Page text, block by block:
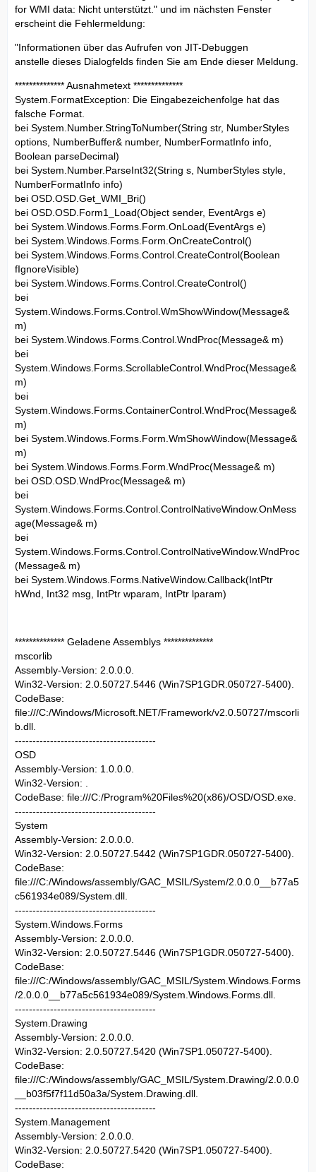
for WMI data: Nicht unterstützt." und im nächsten Fenster
erscheint die Fehlermeldung:
"Informationen über das Aufrufen von JIT-Debuggen
anstelle dieses Dialogfelds finden Sie am Ende dieser Meldung.
************** Ausnahmetext **************
System.FormatException: Die Eingabezeichenfolge hat das
falsche Format.
bei System.Number.StringToNumber(String str, NumberStyles
options, NumberBuffer& number, NumberFormatInfo info,
Boolean parseDecimal)
bei System.Number.ParseInt32(String s, NumberStyles style,
NumberFormatInfo info)
bei OSD.OSD.Get_WMI_Bri()
bei OSD.OSD.Form1_Load(Object sender, EventArgs e)
bei System.Windows.Forms.Form.OnLoad(EventArgs e)
bei System.Windows.Forms.Form.OnCreateControl()
bei System.Windows.Forms.Control.CreateControl(Boolean
fIgnoreVisible)
bei System.Windows.Forms.Control.CreateControl()
bei
System.Windows.Forms.Control.WmShowWindow(Message&
m)
bei System.Windows.Forms.Control.WndProc(Message& m)
bei
System.Windows.Forms.ScrollableControl.WndProc(Message&
m)
bei
System.Windows.Forms.ContainerControl.WndProc(Message&
m)
bei System.Windows.Forms.Form.WmShowWindow(Message&
m)
bei System.Windows.Forms.Form.WndProc(Message& m)
bei OSD.OSD.WndProc(Message& m)
bei
System.Windows.Forms.Control.ControlNativeWindow.OnMess
age(Message& m)
bei
System.Windows.Forms.Control.ControlNativeWindow.WndProc
(Message& m)
bei System.Windows.Forms.NativeWindow.Callback(IntPtr
hWnd, Int32 msg, IntPtr wparam, IntPtr lparam)
************** Geladene Assemblys **************
mscorlib
Assembly-Version: 2.0.0.0.
Win32-Version: 2.0.50727.5446 (Win7SP1GDR.050727-5400).
CodeBase:
file:///C:/Windows/Microsoft.NET/Framework/v2.0.50727/mscorli
b.dll.
----------------------------------------
OSD
Assembly-Version: 1.0.0.0.
Win32-Version: .
CodeBase: file:///C:/Program%20Files%20(x86)/OSD/OSD.exe.
----------------------------------------
System
Assembly-Version: 2.0.0.0.
Win32-Version: 2.0.50727.5442 (Win7SP1GDR.050727-5400).
CodeBase:
file:///C:/Windows/assembly/GAC_MSIL/System/2.0.0.0__b77a5
c561934e089/System.dll.
----------------------------------------
System.Windows.Forms
Assembly-Version: 2.0.0.0.
Win32-Version: 2.0.50727.5446 (Win7SP1GDR.050727-5400).
CodeBase:
file:///C:/Windows/assembly/GAC_MSIL/System.Windows.Forms
/2.0.0.0__b77a5c561934e089/System.Windows.Forms.dll.
----------------------------------------
System.Drawing
Assembly-Version: 2.0.0.0.
Win32-Version: 2.0.50727.5420 (Win7SP1.050727-5400).
CodeBase:
file:///C:/Windows/assembly/GAC_MSIL/System.Drawing/2.0.0.0
__b03f5f7f11d50a3a/System.Drawing.dll.
----------------------------------------
System.Management
Assembly-Version: 2.0.0.0.
Win32-Version: 2.0.50727.5420 (Win7SP1.050727-5400).
CodeBase: